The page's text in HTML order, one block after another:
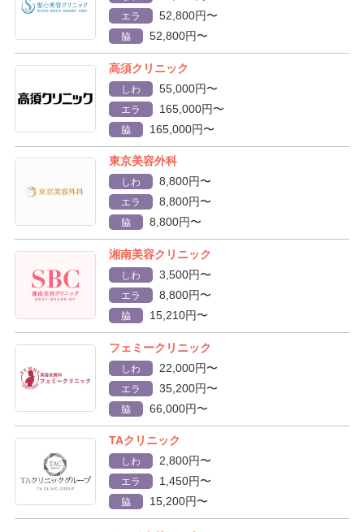
エラ 52,800円〜
脇 52,800円〜
高須クリニック
しわ 55,000円〜
エラ 165,000円〜
脇 165,000円〜
東京美容外科
しわ 8,800円〜
エラ 8,800円〜
脇 8,800円〜
湘南美容クリニック
しわ 3,500円〜
エラ 8,800円〜
脇 15,210円〜
フェミークリニック
しわ 22,000円〜
エラ 35,200円〜
脇 66,000円〜
TAクリニック
しわ 2,800円〜
エラ 1,450円〜
脇 15,200円〜